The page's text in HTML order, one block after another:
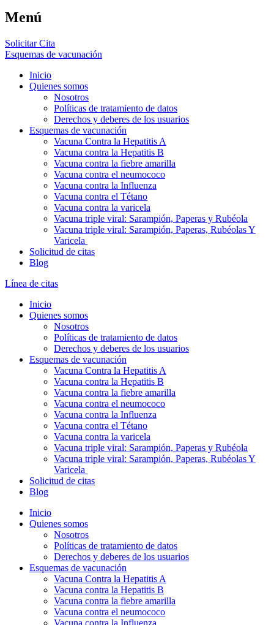
Menú
Solicitar Cita
Esquemas de vacunación
Inicio
Quienes somos
Nosotros
Políticas de tratamiento de datos
Derechos y deberes de los usuarios
Esquemas de vacunación
Vacuna Contra la Hepatitis A
Vacuna contra la Hepatitis B
Vacuna contra la fiebre amarilla
Vacuna contra el neumococo
Vacuna contra la Influenza
Vacuna contra el Tétano
Vacuna contra la varicela
Vacuna triple viral: Sarampión, Paperas y Rubéola
Vacuna triple viral: Sarampión, Paperas, Rubéolas Y
Varicela
Solicitud de citas
Blog
Línea de citas
Inicio
Quienes somos
Nosotros
Políticas de tratamiento de datos
Derechos y deberes de los usuarios
Esquemas de vacunación
Vacuna Contra la Hepatitis A
Vacuna contra la Hepatitis B
Vacuna contra la fiebre amarilla
Vacuna contra el neumococo
Vacuna contra la Influenza
Vacuna contra el Tétano
Vacuna contra la varicela
Vacuna triple viral: Sarampión, Paperas y Rubéola
Vacuna triple viral: Sarampión, Paperas, Rubéolas Y
Varicela
Solicitud de citas
Blog
Inicio
Quienes somos
Nosotros
Políticas de tratamiento de datos
Derechos y deberes de los usuarios
Esquemas de vacunación
Vacuna Contra la Hepatitis A
Vacuna contra la Hepatitis B
Vacuna contra la fiebre amarilla
Vacuna contra el neumococo
Vacuna contra la Influenza